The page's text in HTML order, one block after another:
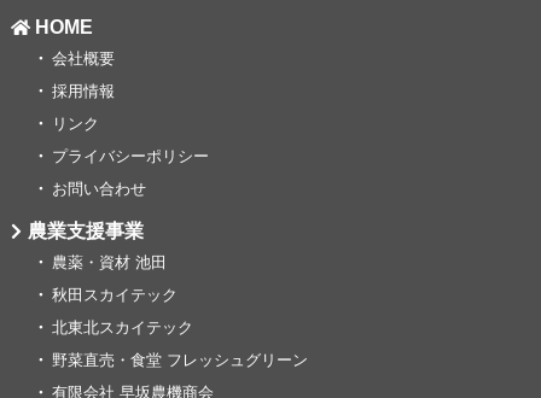
HOME
会社概要
採用情報
リンク
プライバシーポリシー
お問い合わせ
農業支援事業
農薬・資材 池田
秋田スカイテック
北東北スカイテック
野菜直売・食堂 フレッシュグリーン
有限会社 早坂農機商会